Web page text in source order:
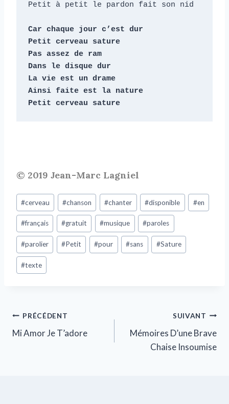
Petit à petit le pardon fait son nid
Car chaque jour c’est dur
Petit cerveau sature
Pas assez de ram
Dans le disque dur
La vie est un drame
Ainsi faite est la nature
Petit cerveau sature
© 2019 Jean-Marc Lagniel
#cerveau #chanson #chanter #disponible #en
#français #gratuit #musique #paroles
#parolier #Petit #pour #sans #Sature
#texte
PRÉCÉDENT
Mi Amor Je T’adore
SUIVANT
Mémoires D’une Brave
Chaise Insoumise